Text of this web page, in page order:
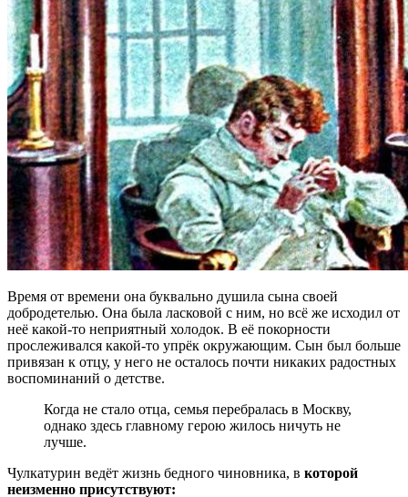
Время от времени она буквально душила сына своей
добродетелью. Она была ласковой с ним, но всё же исходил от
неё какой-то неприятный холодок. В её покорности
прослеживался какой-то упрёк окружающим. Сын был больше
привязан к отцу, у него не осталось почти никаких радостных
воспоминаний о детстве.
Когда не стало отца, семья перебралась в Москву,
однако здесь главному герою жилось ничуть не
лучше.
Чулкатурин ведёт жизнь бедного чиновника, в которой
неизменно присутствуют: